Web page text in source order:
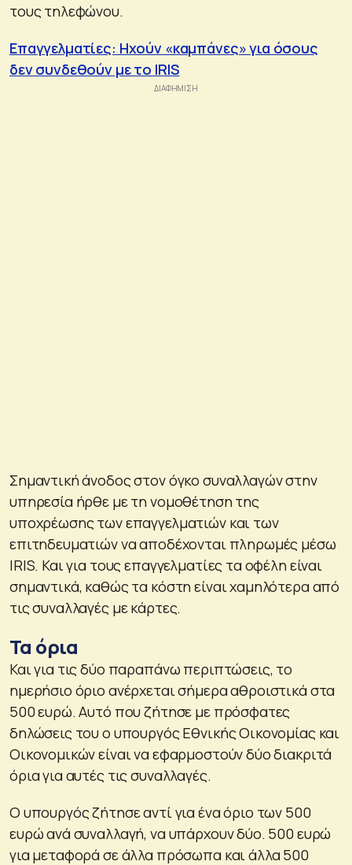
τους τηλεφώνου.
Επαγγελματίες: Ηχούν «καμπάνες» για όσους
δεν συνδεθούν με το IRIS
Σημαντική άνοδος στον όγκο συναλλαγών στην
υπηρεσία ήρθε με τη νομοθέτηση της
υποχρέωσης των επαγγελματιών και των
επιτηδευματιών να αποδέχονται πληρωμές μέσω
IRIS. Και για τους επαγγελματίες τα οφέλη είναι
σημαντικά, καθώς τα κόστη είναι χαμηλότερα από
τις συναλλαγές με κάρτες.
Τα όρια
Και για τις δύο παραπάνω περιπτώσεις, το
ημερήσιο όριο ανέρχεται σήμερα αθροιστικά στα
500 ευρώ. Αυτό που ζήτησε με πρόσφατες
δηλώσεις του ο υπουργός Εθνικής Οικονομίας και
Οικονομικών είναι να εφαρμοστούν δύο διακριτά
όρια για αυτές τις συναλλαγές.
Ο υπουργός ζήτησε αντί για ένα όριο των 500
ευρώ ανά συναλλαγή, να υπάρχουν δύο. 500 ευρώ
για μεταφορά σε άλλα πρόσωπα και άλλα 500